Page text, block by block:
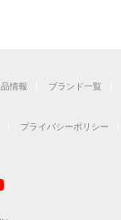
情報
ブランド一覧
プライバシーポリシー